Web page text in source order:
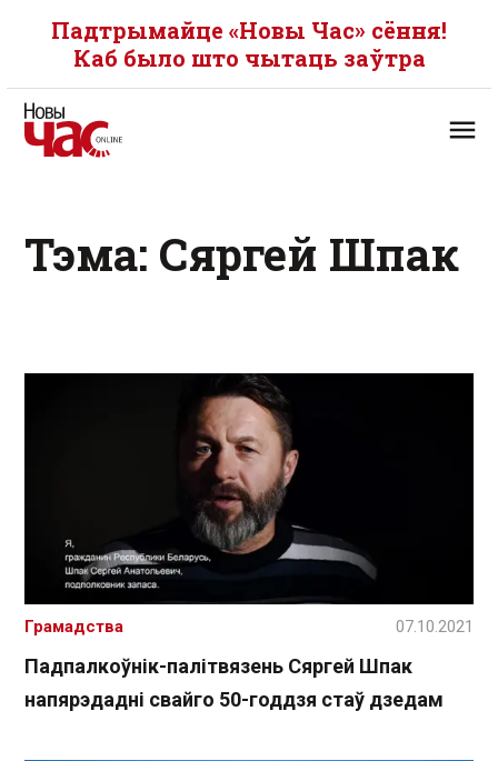
Падтрымайце «Новы Час» сёння!
Каб было што чытаць заўтра
Тэма: Сяргей Шпак
Падпалкоўнік-палітвязень Сяргей Шпак
напярэдадні свайго 50-годдзя стаў дзедам
Грамадства 07.10.2021